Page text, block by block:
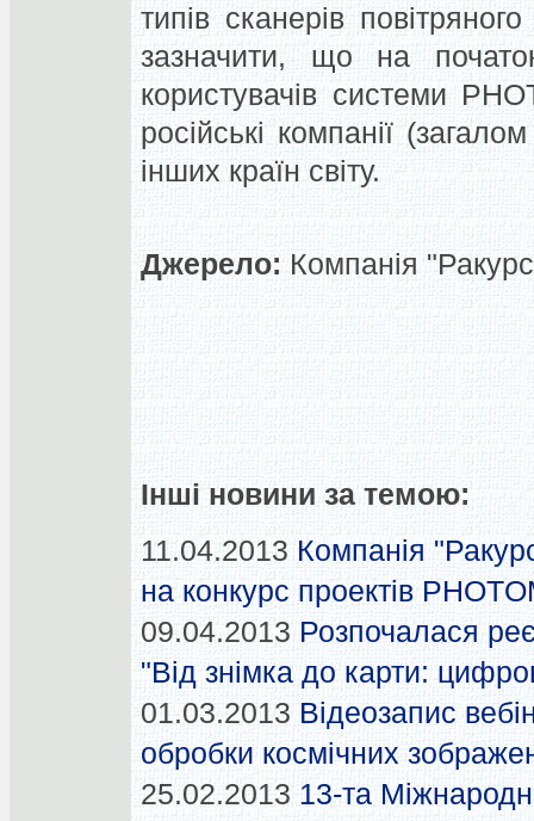
типів сканерів
зазначити, що на
користувачів системи
російські компанії
інших країн світу.
Джерело: Компанія
Інші новини за темою:
11.04.2013 Компанія
на конкурс проектів
09.04.2013 Розпочалася
"Від знімка до карти:
01.03.2013 Відеозапис
обробки космічних
25.02.2013 13-та